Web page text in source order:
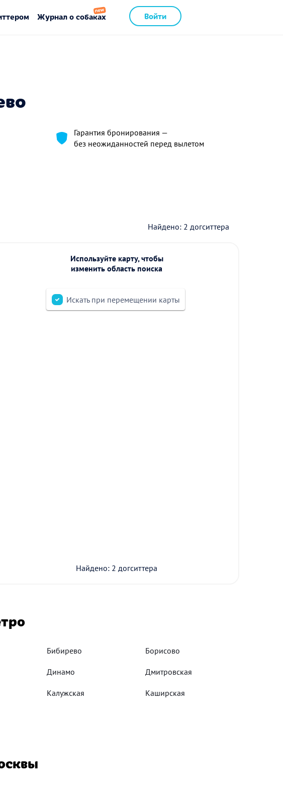
Войти
Журнал о собаках
Гарантия бронирования —
без неожиданностей перед вылетом
Найдено: 2 догситтера
Используйте карту, чтобы
изменить область поиска
Искать при перемещении карты
Найдено: 2 догситтера
Бибирево Борисово
Динамо Дмитровская
Калужская Каширская